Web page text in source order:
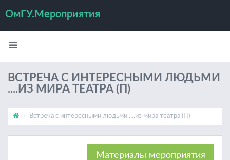
ОмГУ.Мероприятия
ВСТРЕЧА С ИНТЕРЕСНЫМИ ЛЮДЬМИ
....ИЗ МИРА ТЕАТРА (П)
Встреча с интересными людьми ....из мира театра (П)
Материалы мероприятия